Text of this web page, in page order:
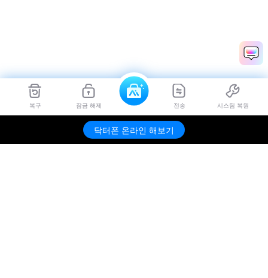
복구 잠금 해제 전송 시스팀 복원
닥터폰 온라인 해보기
Dr.Fone 무료 체험하기